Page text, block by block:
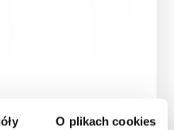
O plikach cookies
MDC 400 –